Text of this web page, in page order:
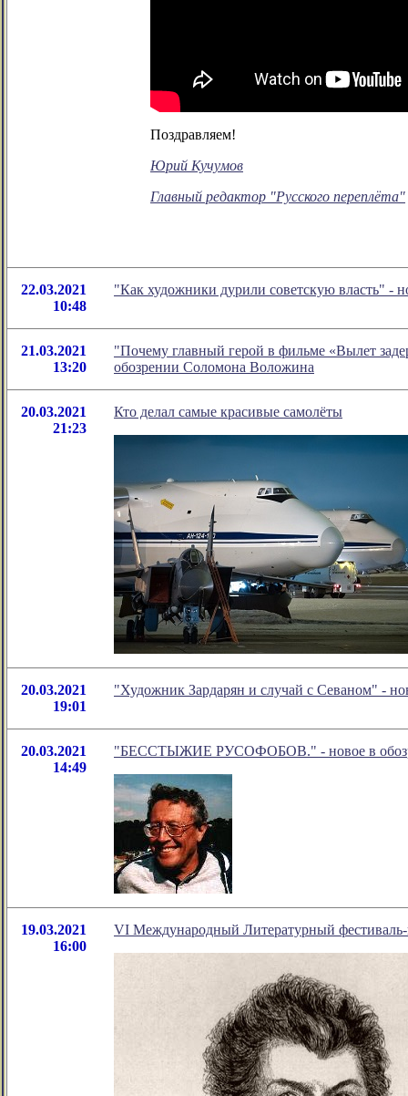
Поздравляем!
Юрий Кучумов
Главный редактор "Русского переплёта"
22.03.2021
10:48
"Как художники дурили советскую власть" -
21.03.2021
13:20
"Почему главный герой в фильме «Вылет
обозрении Соломона Воложина
20.03.2021
21:23
Кто делал самые красивые самолёты
20.03.2021
19:01
"Художник Зардарян и случай с Севаном" -
20.03.2021
14:49
"БЕССТЫЖИЕ РУСОФОБОВ." - новое в
19.03.2021
16:00
VI Международный Литературный